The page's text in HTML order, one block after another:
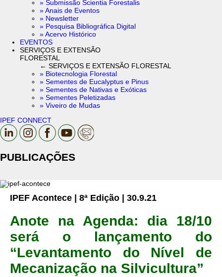
» Submissão Scientia Forestalis
» Anais de Eventos
» Newsletter
» Pesquisa Bibliográfica Digital
» Acervo Histórico
EVENTOS
SERVIÇOS E EXTENSÃO
FLORESTAL
← SERVIÇOS E EXTENSÃO FLORESTAL
» Biotecnologia Florestal
» Sementes de Eucalyptus e Pinus
» Sementes de Nativas e Exóticas
» Sementes Peletizadas
» Viveiro de Mudas
IPEF CONNECT
PUBLICAÇÕES
IPEF Acontece | 8ª Edição | 30.9.21
Anote na Agenda: dia 18/10
será o lançamento do
“Levantamento do Nível de
Mecanização na Silvicultura”